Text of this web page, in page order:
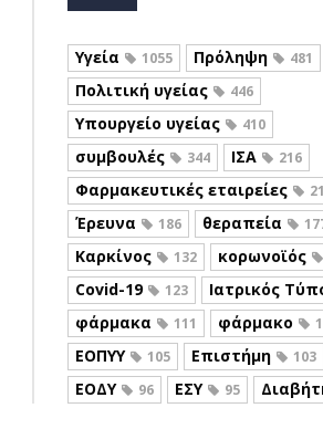
Υγεία 1055 Πρόληψη 481
Πολιτική υγείας 446
Υπουργείο υγείας 410
συμβουλές 344 ΙΣΑ 216
Φαρμακευτικές εταιρείες
Έρευνα 186 θεραπεία
Καρκίνος 132 κορωνοϊός
Covid-19 123 Ιατρικός
φάρμακα 111 φάρμακο
ΕΟΠΥΥ 105 Επιστήμη 103
ΕΟΔΥ 96 ΕΣΥ 95